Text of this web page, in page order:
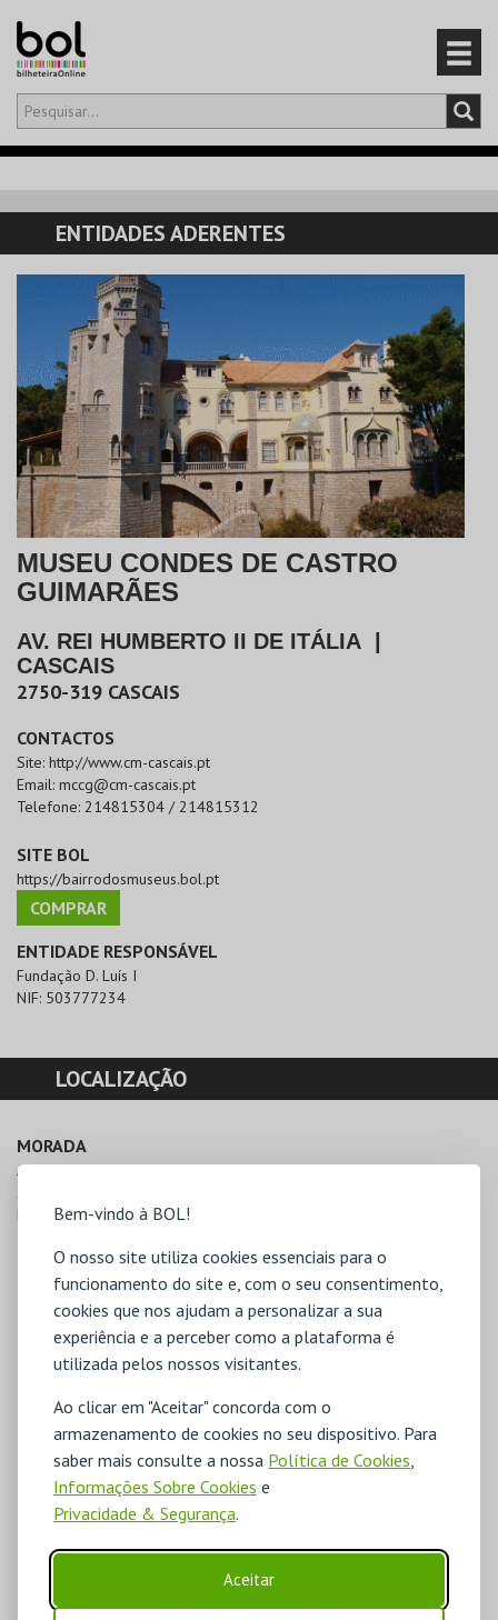
Bem-vindo à BOL!
O nosso site utiliza cookies essenciais para o
funcionamento do site e, com o seu consentimento,
cookies que nos ajudam a personalizar a sua
experiência e a perceber como a plataforma é
utilizada pelos nossos visitantes.
Ao clicar em "Aceitar" concorda com o
armazenamento de cookies no seu dispositivo. Para
saber mais consulte a nossa Política de Cookies
Informações Sobre Cookies e
Privacidade & Segurança.
Aceitar
Olá,iniciar sessão
CARRINHO
EVENTOS
CARTÕES
PRODUTOS
ENTIDADES ADERENTES
MUSEU CONDES DE CASTRO
GUIMARÃES
AV. REI HUMBERTO II DE ITÁLIA
CASCAIS
2750-319 CASCAIS
CONTACTOS
Site: http://www.cm-cascais.pt
Email: mccg@cm-cascais.pt
Telefone: 214815304 / 214815312
SITE BOL
https://bairrodosmuseus.bol.pt
COMPRAR
ENTIDADE RESPONSÁVEL
Fundação D. Luís I
NIF: 503777234
LOCALIZAÇÃO
MORADA
Av. Rei Humberto II de Itália
2750-319 Cascais
Direcções para Museu C. C. Guimarães